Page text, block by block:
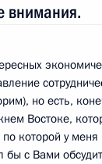
внимания.
но есть,
Востоке,
которой у меня
бы с Вами